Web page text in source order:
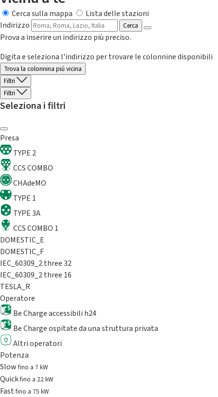
Cerca sulla mappa
Lista delle stazioni
Indirizzo
Cerca
Prova a inserire un indirizzo più preciso.
Digita e seleziona l'indirizzo per trovare le colonnine disponibili
Trova la colonnina piú vicina
Filtri
Filtri
Seleziona i filtri
Presa
TYPE 2
CCS COMBO
CHAdeMO
TYPE 1
TYPE 3A
CCS COMBO 1
DOMESTIC_E
DOMESTIC_F
IEC_60309_2 three 32
IEC_60309_2 three 16
TESLA_R
Operatore
Be Charge accessibili h24
Be Charge ospitate da una struttura privata
Altri operatori
Potenza
Slowfino a 7 kW
Quickfino a 22 kW
Fastfino a 75 kW